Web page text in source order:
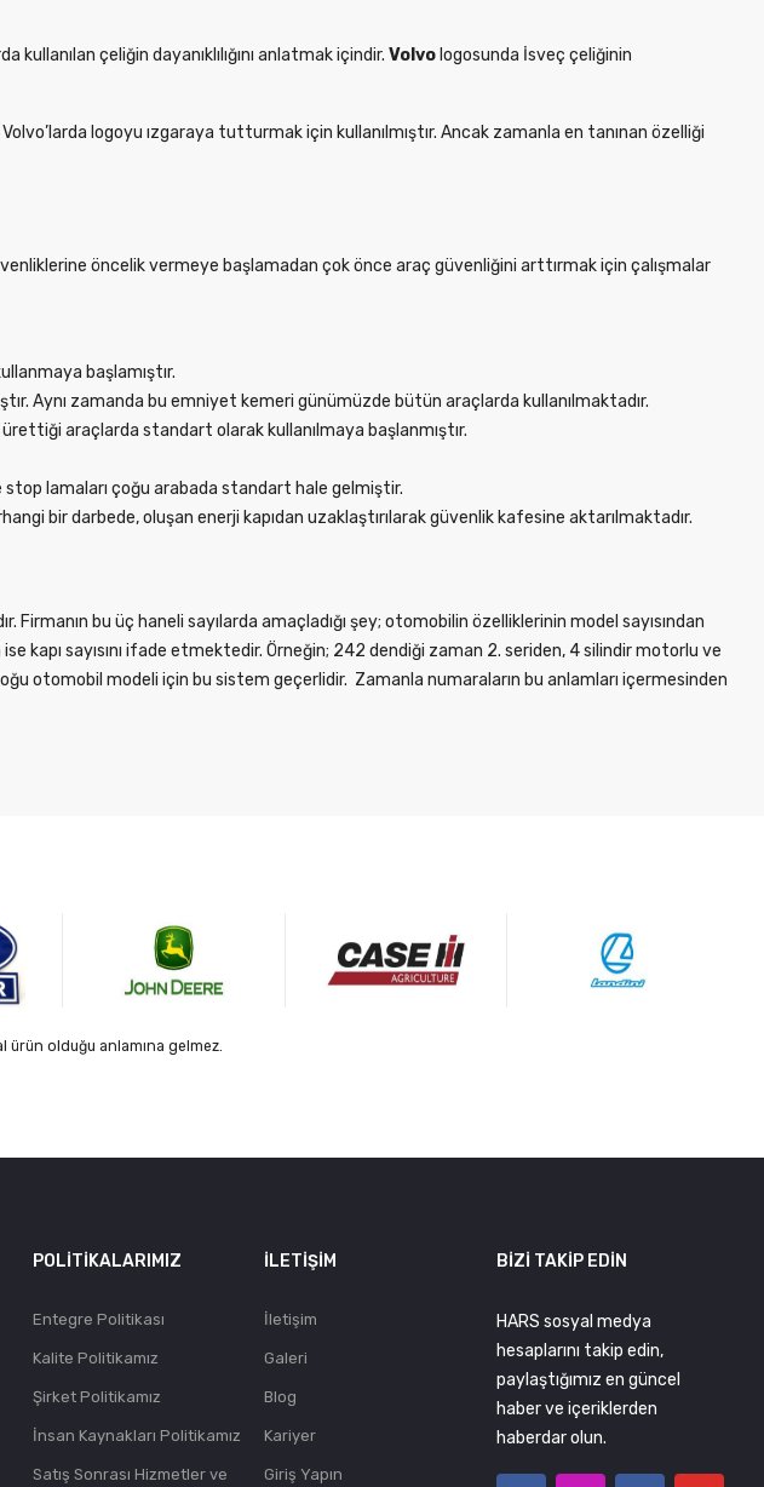
çeliğin dayanıklılığını anlatmak içindir. Volvo logosunda İsveç çeliğinin
logoyu ızgaraya tutturmak için kullanılmıştır. Ancak zamanla en tanınan özelliği
öncelik vermeye başlamadan çok önce araç güvenliğini arttırmak için çalışmalar
başlamıştır.
Aynı zamanda bu emniyet kemeri günümüzde bütün araçlarda kullanılmaktadır.
araçlarda standart olarak kullanılmaya başlanmıştır.
stop lamaları çoğu arabada standart hale gelmiştir.
bir darbede, oluşan enerji kapıdan uzaklaştırılarak güvenlik kafesine aktarılmaktadır.
bu üç haneli sayılarda amaçladığı şey; otomobilin özelliklerinin model sayısından
kapı sayısını ifade etmektedir. Örneğin; 242 dendiği zaman 2. seriden, 4 silindir motorlu ve
otomobil modeli için bu sistem geçerlidir. Zamanla numaraların bu anlamları içermesinden
ürün olduğu anlamına gelmez.
POLITIKALARIMIZ
Entegre Politikası
Kalite Politikamız
Şirket Politikamız
İnsan Kaynakları Politikamız
Satış Sonrası Hizmetler ve
İLETIŞIM
İletişim
Galeri
Blog
Kariyer
Giriş Yapın
BIZI TAKIP EDIN
HARS sosyal medya
hesaplarını takip edin,
paylaştığımız en güncel
haber ve içeriklerden
haberdar olun.